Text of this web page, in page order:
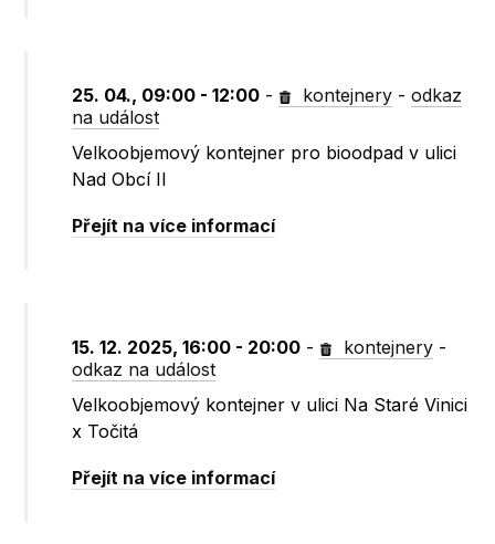
25. 04., 09:00 - 12:00 - kontejnery -odkaz
na událost
Velkoobjemový kontejner pro bioodpad v ulici
Nad Obcí II
Přejít na více informací
15. 12. 2025, 16:00 - 20:00 - kontejnery -
odkaz na událost
Velkoobjemový kontejner v ulici Na Staré Vinici
x Točitá
Přejít na více informací